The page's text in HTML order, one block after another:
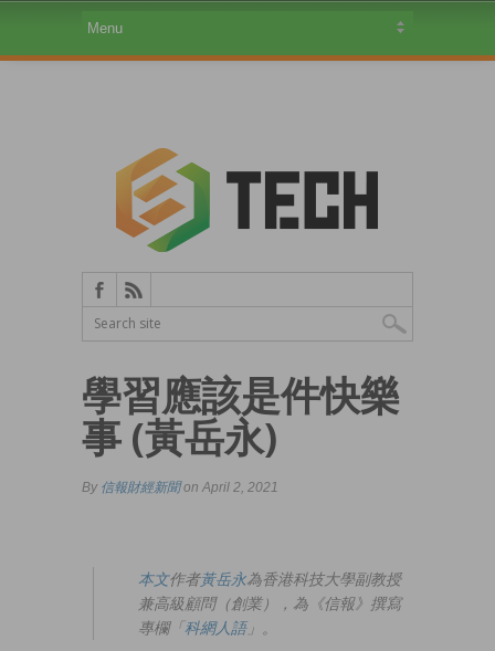
學習應該是件快樂
事 (黃岳永)
By 信報財經新聞on April 2, 2021
本文作者黃岳永為香港科技大學副教授
兼高級顧問（創業），為《信報》撰寫
專欄「科網人語」。